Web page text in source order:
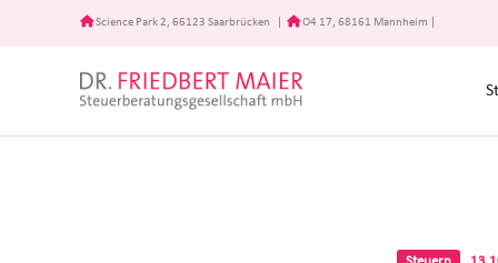
Science Park 2, 66123 Saarbrücken O4 17, 68161 Mannheim